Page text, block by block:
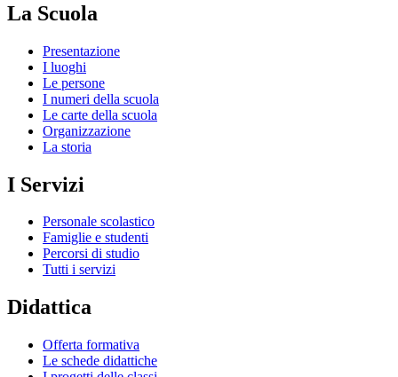
La Scuola
Presentazione
I luoghi
Le persone
I numeri della scuola
Le carte della scuola
Organizzazione
La storia
I Servizi
Personale scolastico
Famiglie e studenti
Percorsi di studio
Tutti i servizi
Didattica
Offerta formativa
Le schede didattiche